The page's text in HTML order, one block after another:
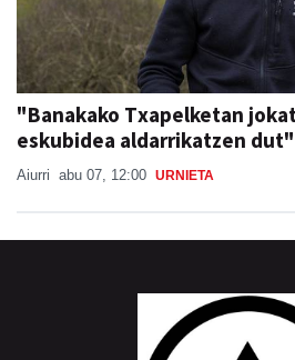
"Banakako Txapelketan
eskubidea aldarrikatzen dut"
Aiurri abu 07, 12:00 URNIETA